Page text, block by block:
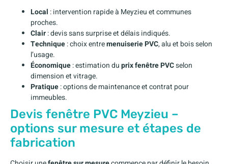
Local : intervention rapide à Meyzieu et communes
proches.
Clair: devis sans surprise et délais indiqués.
Technique: choix entremenuiserie PVC, alu et bois selon
l’usage.
Économique: estimation duprix fenêtre PVCselon
dimension et vitrage.
Pratique: options de maintenance et contrat pour
immeubles.
Devis fenêtre PVC Meyzieu –
options sur mesure et étapes de
fabrication